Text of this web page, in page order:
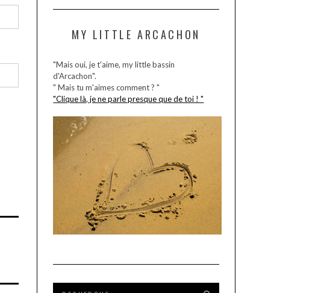
MY LITTLE ARCACHON
"Mais oui, je t'aime, my little bassin
d'Arcachon".
" Mais tu m'aimes comment ? "
"Clique là, je ne parle presque que de toi ! "